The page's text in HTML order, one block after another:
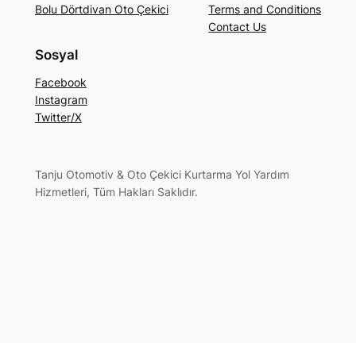
Bolu Dörtdivan Oto Çekici
Terms and Conditions
Contact Us
Sosyal
Facebook
Instagram
Twitter/X
Tanju Otomotiv & Oto Çekici Kurtarma Yol Yardım
Hizmetleri, Tüm Hakları Saklıdır.